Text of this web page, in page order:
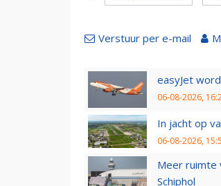
Verstuur per e-mail
easyJet
06-08-2026,
In jacht op
06-08-2026,
Meer ruimte
Schiphol